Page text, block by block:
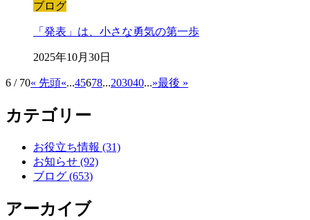
ブログ
「発表」は、小さな勇気の第一歩
2025年10月30日
6 / 70« 先頭«...45678...203040...»最後 »
カテゴリー
お役立ち情報 (31)
お知らせ (92)
ブログ (653)
アーカイブ